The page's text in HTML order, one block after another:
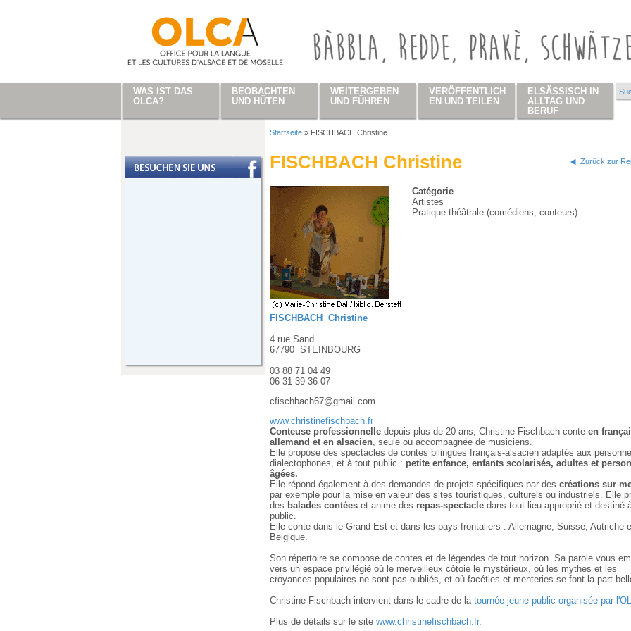
Startseite » FISCHBACH Christine
Zurück zur
FISCHBACH Christine
Catégorie
Artistes
Pratique théâtrale (comédiens, conteurs)
FISCHBACH
Christine
4 rue Sand
67790 STEINBOURG
03 88 71 04 49
06 31 39 36 07
cfischbach67@gmail.com
www.christinefischbach.fr
Conteuse professionnelle depuis plus de 20 ans, Christine Fischbach conte en
allemand et en alsacien , seule ou accompagnée de musiciens.
Elle propose des spectacles de contes bilingues français-alsacien adaptés aux
dialectophones, et à tout public : petite enfance, enfants scolarisés, adultes et
âgées.
Elle répond également à des demandes de projets spécifiques par des créations sur
par exemple pour la mise en valeur des sites touristiques, culturels ou industriels. Elle
des balades contées et anime des repas-spectacle dans tout lieu approprié et destiné
public.
Elle conte dans le Grand Est et dans les pays frontaliers : Allemagne, Suisse, Autriche
Belgique.
Son répertoire se compose de contes et de légendes de tout horizon. Sa parole vous
vers un espace privilégié où le merveilleux côtoie le mystérieux, où les mythes et les
croyances populaires ne sont pas oubliés, et où facéties et menteries se font la part
Christine Fischbach intervient dans le cadre de la tournée jeune public organisée par
Plus de détails sur le site www.christinefischbach.fr.
WAS IST DAS
OLCA?
BEOBACHTEN
UND HÜTEN
WEITERGEBEN
UND FÜHREN
VERÖFFENTLICH
EN UND TEILEN
ELSÄSSISCH IN
ALLTAG UND
BERUF